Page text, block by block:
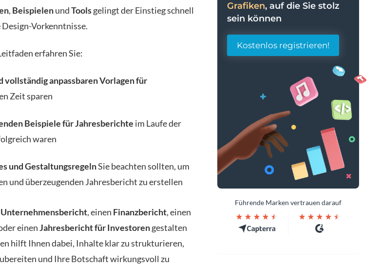
, BeispielenundToolsgelingt der Einstieg schnell
Vorkenntnisse.
erfahren Sie:
vollständig anpassbaren Vorlagen für
Zeit sparen
Beispiele für Jahresberichte im Laufe der
waren
und GestaltungsregelnSie beachten sollten, um
und überzeugenden Jahresbericht zu erstellen
Unternehmensbericht, einen Finanzbericht, einen
einenJahresbericht für Investorengestalten
hilft Ihnen dabei, Inhalte klar zu strukturieren,
und Ihre Botschaft wirkungsvoll zu
Grafiken, auf die Sie stolz
sein können
Kostenlos registrieren!
Führende Marken vertrauen darauf